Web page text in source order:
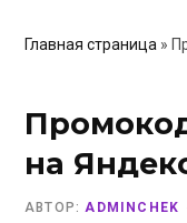
Главная страница »
на
АВТОР: ADMINCHEK